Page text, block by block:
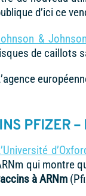
d’ici ce
& Johnson
de caillots
PFIZER
qui montre
à ARNm